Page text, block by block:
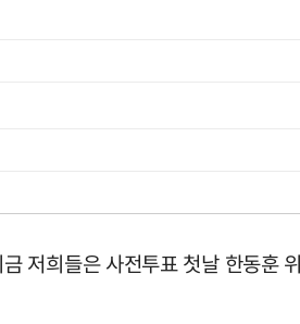
저희들은 사전투표 첫날 한동훈